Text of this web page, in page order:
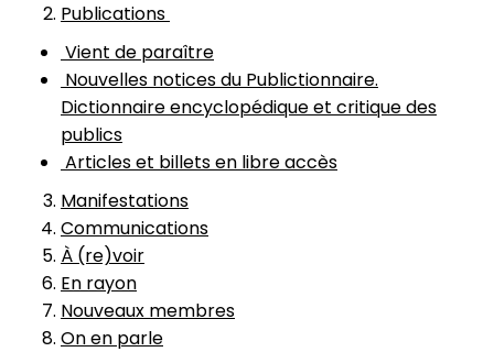
Publications
Vient de paraître
Nouvelles notices du Publictionnaire.
Dictionnaire encyclopédique et critique des
publics
Articles et billets en libre accès
Manifestations
Communications
À (re)voir
En rayon
Nouveaux membres
On en parle